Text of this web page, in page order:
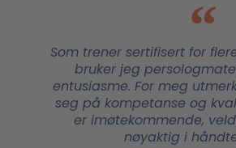
Som trener sertifisert for
bruker jeg
entusiasme. For meg
seg på kompetanse og
er imøtekommende,
nøyaktig i